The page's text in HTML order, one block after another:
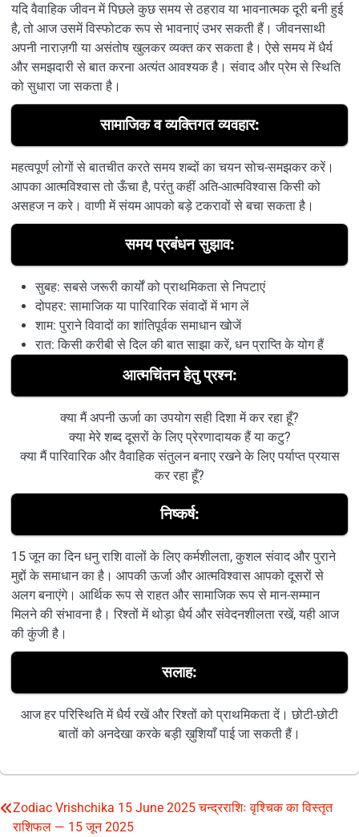
यदि वैवाहिक जीवन में पिछले कुछ समय से ठहराव या भावनात्मक दूरी बनी हुई
है, तो आज उसमें विस्फोटक रूप से भावनाएं उभर सकती हैं। जीवनसाथी
अपनी नाराज़गी या असंतोष खुलकर व्यक्त कर सकता है। ऐसे समय में धैर्य
और समझदारी से बात करना अत्यंत आवश्यक है। संवाद और प्रेम से स्थिति
को सुधारा जा सकता है।
सामाजिक व व्यक्तिगत व्यवहार:
महत्वपूर्ण लोगों से बातचीत करते समय शब्दों का चयन सोच-समझकर करें।
आपका आत्मविश्वास तो ऊँचा है, परंतु कहीं अति-आत्मविश्वास किसी को
असहज न करे। वाणी में संयम आपको बड़े टकरावों से बचा सकता है।
समय प्रबंधन सुझाव:
सुबह: सबसे जरूरी कार्यों को प्राथमिकता से निपटाएं
दोपहर: सामाजिक या पारिवारिक संवादों में भाग लें
शाम: पुराने विवादों का शांतिपूर्वक समाधान खोजें
रात: किसी करीबी से दिल की बात साझा करें, धन प्राप्ति के योग हैं
आत्मचिंतन हेतु प्रश्न:
क्या मैं अपनी ऊर्जा का उपयोग सही दिशा में कर रहा हूँ?
क्या मेरे शब्द दूसरों के लिए प्रेरणादायक हैं या कटु?
क्या मैं पारिवारिक और वैवाहिक संतुलन बनाए रखने के लिए पर्याप्त प्रयास
कर रहा हूँ?
निष्कर्ष:
15 जून का दिन धनु राशि वालों के लिए कर्मशीलता, कुशल संवाद और पुराने
मुद्दों के समाधान का है। आपकी ऊर्जा और आत्मविश्वास आपको दूसरों से
अलग बनाएंगे। आर्थिक रूप से राहत और सामाजिक रूप से मान-सम्मान
मिलने की संभावना है। रिश्तों में थोड़ा धैर्य और संवेदनशीलता रखें, यही आज
की कुंजी है।
सलाह:
आज हर परिस्थिति में धैर्य रखें और रिश्तों को प्राथमिकता दें। छोटी-छोटी
बातों को अनदेखा करके बड़ी ख़ुशियाँ पाई जा सकती हैं।
Post
Zodiac Vrishchika 15 June 2025 चन्द्रराशिः वृश्चिक का विस्तृत
राशिफल — 15 जून 2025